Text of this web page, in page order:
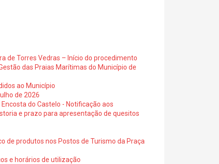
de Torres Vedras – Início do procedimento
das Praias Marítimas do Município de
ao Município
de 2026
do Castelo - Notificação aos
e prazo para apresentação de quesitos
de produtos nos Postos de Turismo da Praça
e horários de utilização